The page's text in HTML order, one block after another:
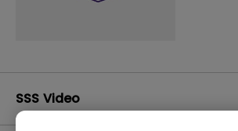
SSS Video